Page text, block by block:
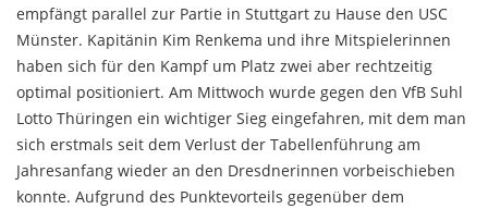
empfängt parallel zur Partie in Stuttgart zu Hause den USC
Münster. Kapitänin Kim Renkema und ihre Mitspielerinnen
haben sich für den Kampf um Platz zwei aber rechtzeitig
optimal positioniert. Am Mittwoch wurde gegen den VfB Suhl
Lotto Thüringen ein wichtiger Sieg eingefahren, mit dem man
sich erstmals seit dem Verlust der Tabellenführung am
Jahresanfang wieder an den Dresdnerinnen vorbeischieben
konnte. Aufgrund des Punktevorteils gegenüber dem